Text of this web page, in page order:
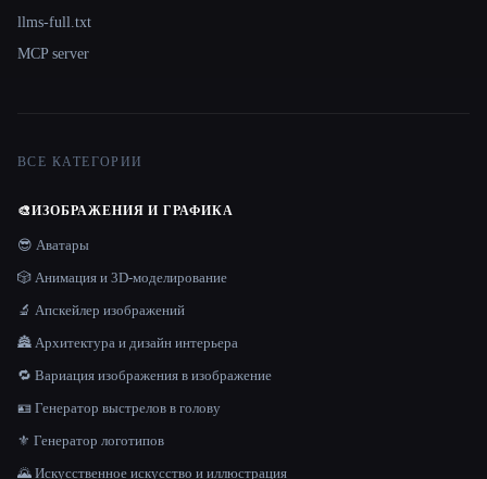
llms-full.txt
MCP server
ВСЕ КАТЕГОРИИ
🎨ИЗОБРАЖЕНИЯ И ГРАФИКА
😎 Аватары
🎲 Анимация и 3D-моделирование
🔬 Апскейлер изображений
🏯 Архитектура и дизайн интерьера
🔁 Вариация изображения в изображение
🪪 Генератор выстрелов в голову
⚜️ Генератор логотипов
🌄 Искусственное искусство и иллюстрация